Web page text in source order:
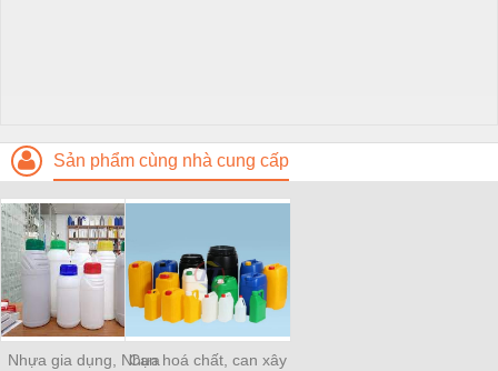
Sản phẩm cùng nhà cung cấp
Nhựa gia dụng, NhựaCan hoá chất, can xây